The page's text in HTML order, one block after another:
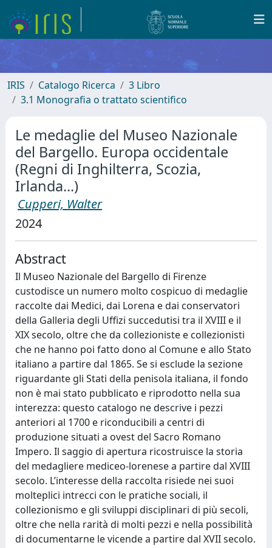
IRIS Catalogo Ricerca
3 Libro
3.1 Monografia o trattato scientifico
Le medaglie del Museo Nazionale
del Bargello. Europa occidentale
(Regni di Inghilterra, Scozia,
Irlanda...)
Cupperi, Walter
2024
Abstract
Il Museo Nazionale del Bargello di Firenze
custodisce un numero molto cospicuo di medaglie
raccolte dai Medici, dai Lorena e dai conservatori
della Galleria degli Uffizi succedutisi tra il XVIII e il
XIX secolo, oltre che da collezioniste e collezionisti
che ne hanno poi fatto dono al Comune e allo Stato
italiano a partire dal 1865. Se si esclude la sezione
riguardante gli Stati della penisola italiana, il fondo
non è mai stato pubblicato e riprodotto nella sua
interezza: questo catalogo ne descrive i pezzi
anteriori al 1700 e riconducibili a centri di
produzione situati a ovest del Sacro Romano
Impero. Il saggio di apertura ricostruisce la storia
del medagliere mediceo-lorenese a partire dal XVIII
secolo. L’interesse della raccolta risiede nei suoi
molteplici intrecci con le pratiche sociali, il
collezionismo e gli sviluppi disciplinari di più secoli,
oltre che nella rarità di molti pezzi e nella possibilità
di documentarne le vicende a partire dal XVII secolo.